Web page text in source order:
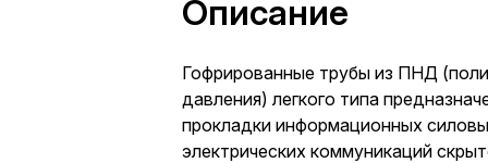
Описание
Гофрированные трубы из ПНД
давления) легкого типа
прокладки информационных
электрических коммуникаций